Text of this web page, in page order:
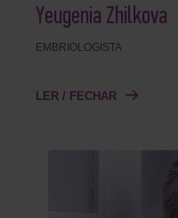
Yeugenia Zhilkova
EMBRIOLOGISTA
LER / FECHAR